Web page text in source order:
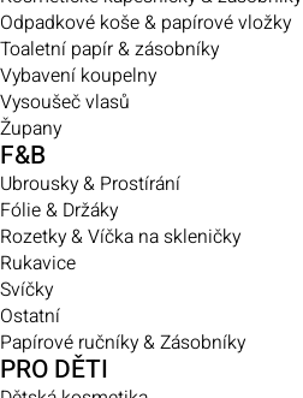
Odpadkové koše & papírové vložky
Toaletní papír & zásobníky
Vybavení koupelny
Vysoušeč vlasů
Župany
F&B
Ubrousky & Prostírání
Fólie & Držáky
Rozetky & Víčka na skleničky
Rukavice
Svíčky
Ostatní
Papírové ručníky & Zásobníky
PRO DĚTI